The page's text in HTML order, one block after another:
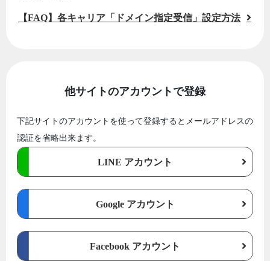
【FAQ】各キャリア「ドメイン指定受信」設定方法
他サイトのアカウントで登録
下記サイトのアカウントを使って登録するとメールアドレスの
認証を省略出来ます。
LINE アカウント
Google アカウント
Facebook アカウント